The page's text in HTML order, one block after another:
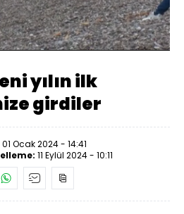
Oynatma
Hızı
yılın ilk
girdiler
01 Ocak 2024 - 14:41
11 Eylül 2024 - 10:11